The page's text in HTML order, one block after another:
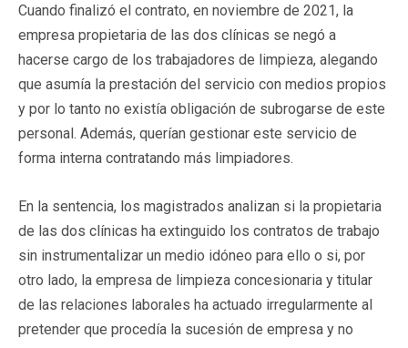
Cuando finalizó el contrato, en noviembre de 2021, la
empresa propietaria de las dos clínicas se negó a
hacerse cargo de los trabajadores de limpieza, alegando
que asumía la prestación del servicio con medios propios
y por lo tanto no existía obligación de subrogarse de este
personal. Además, querían gestionar este servicio de
forma interna contratando más limpiadores.
En la sentencia, los magistrados analizan si la propietaria
de las dos clínicas ha extinguido los contratos de trabajo
sin instrumentalizar un medio idóneo para ello o si, por
otro lado, la empresa de limpieza concesionaria y titular
de las relaciones laborales ha actuado irregularmente al
pretender que procedía la sucesión de empresa y no